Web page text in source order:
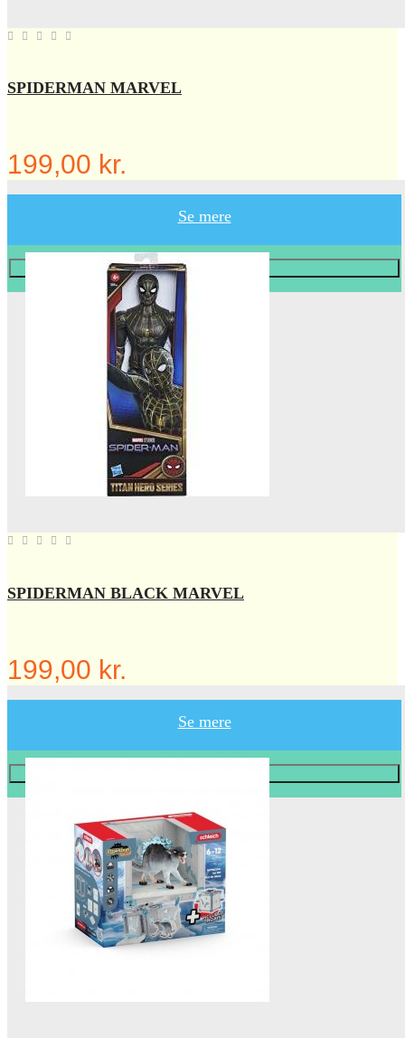
SPIDERMAN MARVEL
199,00 kr.
Se mere
Læg i KURV
SPIDERMAN BLACK MARVEL
199,00 kr.
Se mere